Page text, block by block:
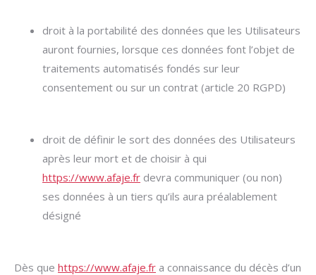
droit à la portabilité des données que les Utilisateurs
auront fournies, lorsque ces données font l’objet de
traitements automatisés fondés sur leur
consentement ou sur un contrat (article 20 RGPD)
droit de définir le sort des données des Utilisateurs
après leur mort et de choisir à qui
https://www.afaje.fr devra communiquer (ou non)
ses données à un tiers qu’ils aura préalablement
désigné
Dès que https://www.afaje.fr a connaissance du décès d’un